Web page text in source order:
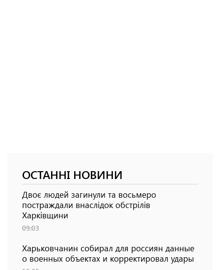
ОСТАННІ НОВИНИ
Двоє людей загинули та восьмеро
постраждали внаслідок обстрілів
Харківщини
09:03
Харьковчанин собирал для россиян данные
о военных объектах и ​​корректировал удары